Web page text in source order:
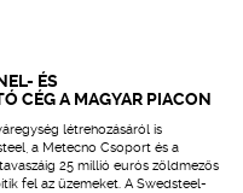
ÉS
CÉG A MAGYAR PIACON
létrehozásáról is
a Metecno Csoport és a
25 millió eurós zöldmezős
fel az üzemeket. A Swedsteel-